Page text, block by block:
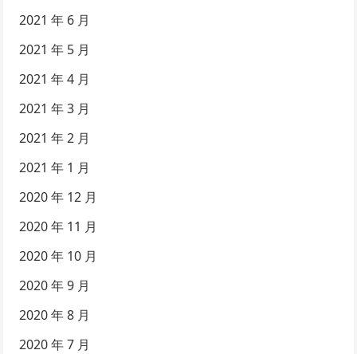
2021 年 6 月
2021 年 5 月
2021 年 4 月
2021 年 3 月
2021 年 2 月
2021 年 1 月
2020 年 12 月
2020 年 11 月
2020 年 10 月
2020 年 9 月
2020 年 8 月
2020 年 7 月